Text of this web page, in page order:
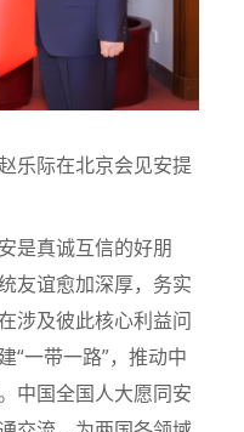
乐际在北京会见安提
是真诚互信的好朋
友谊愈加深厚，务实
涉及彼此核心利益问
“一带一路”，推动中
中国全国人大愿同安